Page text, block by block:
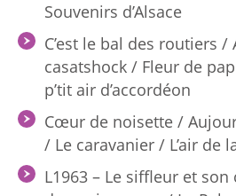
Souvenirs d’Alsace
C’est le bal des routiers /
casatshock / Fleur de
p’tit air d’accordéon
Cœur de noisette /
/ Le caravanier / L’air de
L1963 – Le siffleur et